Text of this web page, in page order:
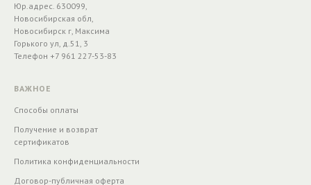
Юр.адрес. 630099,
Новосибирская обл,
Новосибирск г, Максима
Горького ул, д.51, 3
Телефон +7 961 227-53-83
ВАЖНОЕ
Способы оплаты
Получение и возврат
сертификатов
Политика конфиденциальности
Договор-публичная оферта